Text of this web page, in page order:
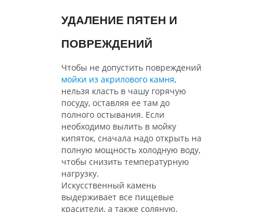
УДАЛЕНИЕ ПЯТЕН И
ПОВРЕЖДЕНИЙ
Чтобы не допустить повреждений
мойки из акрилового камня,
нельзя класть в чашу горячую
посуду, оставляя ее там до
полного остывания. Если
необходимо вылить в мойку
кипяток, сначала надо открыть на
полную мощность холодную воду,
чтобы снизить температурную
нагрузку.
Искусственный камень
выдерживает все пищевые
красители, а также соляную,